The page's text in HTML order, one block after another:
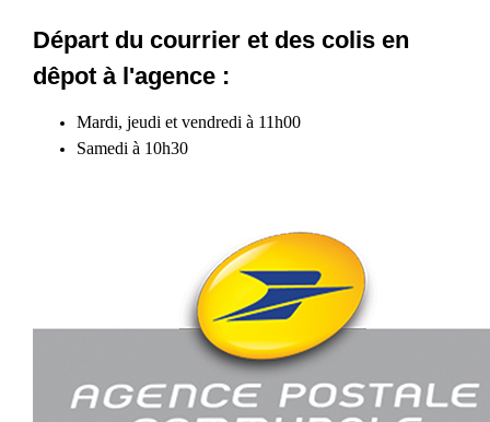
Départ du courrier et des colis en
dêpot à l'agence :
Mardi, jeudi et vendredi à 11h00
Samedi à 10h30